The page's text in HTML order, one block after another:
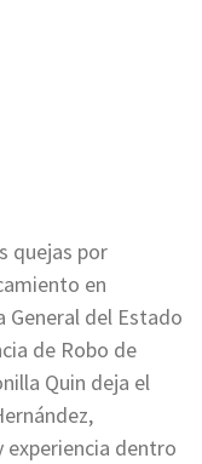
quejas por
en
General del Estado
de Robo de
Quin deja el
dentro